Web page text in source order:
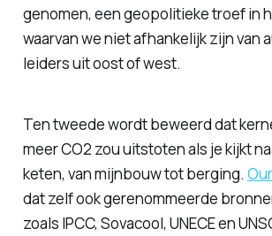
genomen, een geopolitieke troef in
waarvan we niet afhankelijk zijn van
leiders uit oost of west.
Ten tweede wordt beweerd dat
meer CO2 zou uitstoten als je kijkt
keten, van mijnbouw tot berging.
dat zelf ook gerenommeerde
zoals IPCC, Sovacool, UNECE en